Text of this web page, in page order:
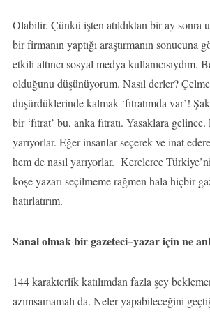
Olabilir. Çünkü işten atıldıktan bir ay sonra
bir firmanın yaptığı araştırmanın sonucuna
etkili altıncı sosyal medya kullanıcısıydım.
olduğunu düşünüyorum. Nasıl derler?
düşürdüklerinde kalmak ‘fıtratımda var’!
bir ‘fıtrat’ bu, anka fıtratı. Yasaklara
yarıyorlar. Eğer insanlar seçerek ve inat
hem de nasıl yarıyorlar. Kerelerce
köşe yazarı seçilmeme rağmen hala hiçbir
hatırlatırım.
Sanal olmak bir gazeteci–yazar için ne
144 karakterlik katılımdan fazla şey
azımsamamalı da. Neler yapabileceğini